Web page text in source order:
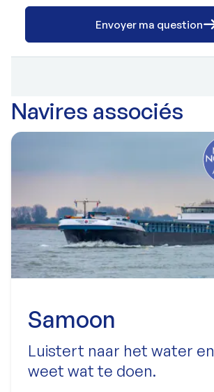
Envoyer ma question
Navires associés
Samoon
Luistert naar het water en
weet wat te doen.